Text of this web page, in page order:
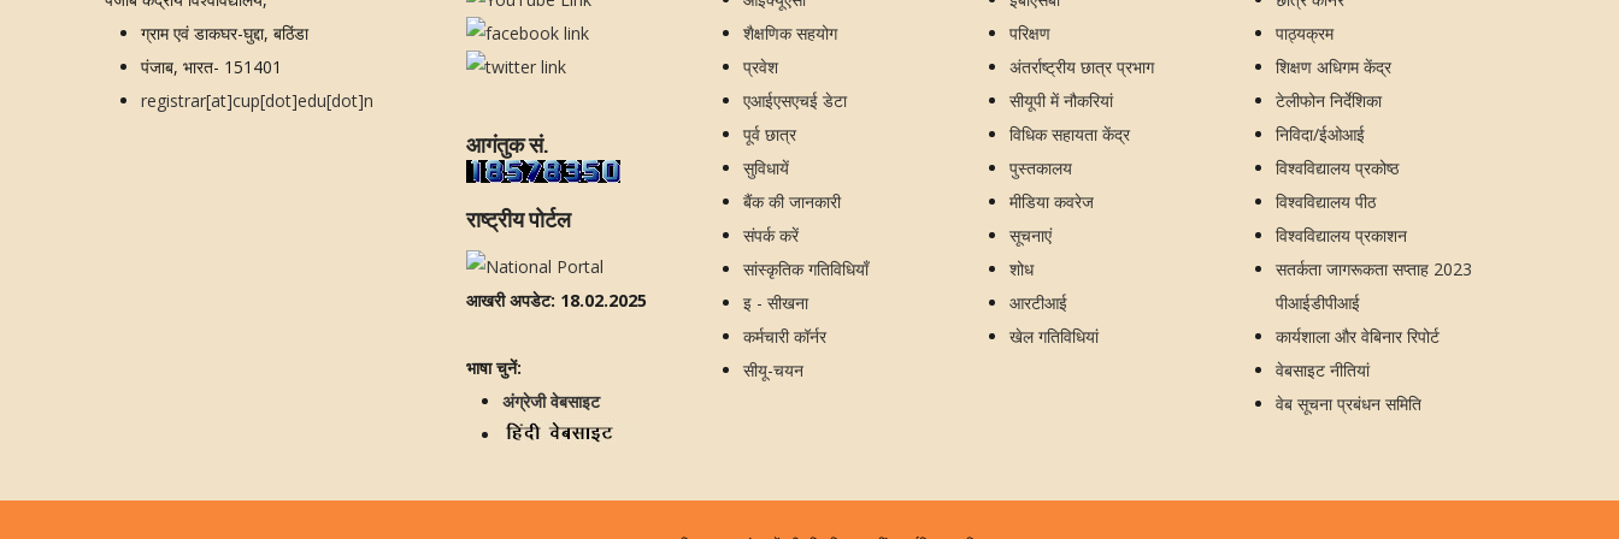
ग्राम एवं डाकघर-घुद्दा, बठिंडा
पंजाब, भारत- 151401
registrar[at]cup[dot]edu[dot]n
आगंतुक सं.
राष्ट्रीय पोर्टल
आखरी अपडेट: 18.02.2025
भाषा चुनें:
अंग्रेजी वेबसाइट
शैक्षणिक सहयोग
प्रवेश
एआईएसएचई डेटा
पूर्व छात्र
सुविधायें
बैंक की जानकारी
संपर्क करें
सांस्कृतिक गतिविधियाँ
इ - सीखना
कर्मचारी कॉर्नर
सीयू-चयन
परिक्षण
अंतर्राष्ट्रीय छात्र प्रभाग
सीयूपी में नौकरियां
विधिक सहायता केंद्र
पुस्तकालय
मीडिया कवरेज
सूचनाएं
शोध
आरटीआई
खेल गतिविधियां
पाठ्यक्रम
शिक्षण अधिगम केंद्र
टेलीफोन निर्देशिका
निविदा/ईओआई
विश्वविद्यालय प्रकोष्ठ
विश्वविद्यालय पीठ
विश्वविद्यालय प्रकाशन
सतर्कता जागरूकता सप्ताह 2023
पीआईडीपीआई
कार्यशाला और वेबिनार रिपोर्ट
वेबसाइट नीतियां
वेब सूचना प्रबंधन समिति